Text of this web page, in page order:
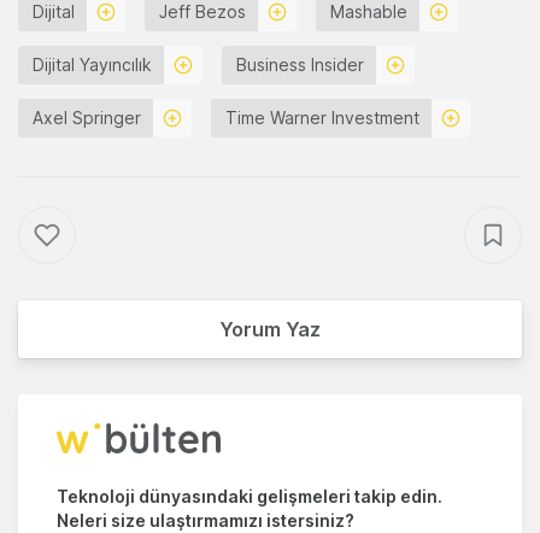
Dijital Jeff Bezos Mashable
Dijital Yayıncılık Business Insider
Axel Springer Time Warner Investment
Yorum Yaz
Teknoloji dünyasındaki gelişmeleri takip edin.
Neleri size ulaştırmamızı istersiniz?